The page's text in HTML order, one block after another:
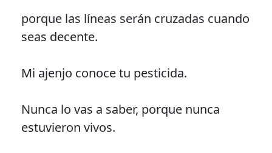
porque las líneas serán cruzadas cuando
seas decente.
Mi ajenjo conoce tu pesticida.
Nunca lo vas a saber, porque nunca
estuvieron vivos.